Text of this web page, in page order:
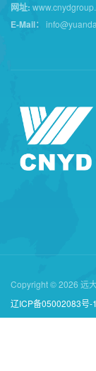
网址:
E-Mail：
Copyright © 2026 远
辽ICP备05002083号-1